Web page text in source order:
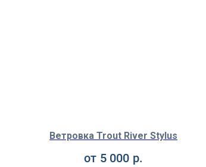
Ветровка Trout River Stylus
от 5 000 р.